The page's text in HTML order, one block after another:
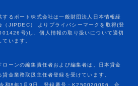
ローンの編集責任者および編集者は、日本貸金
貸金業務取扱主任者登録を受けています。
和8年1月9日、登録番号：K250020096、合